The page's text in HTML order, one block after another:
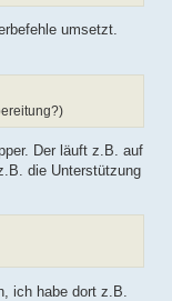
umsetzt.
Der läuft z.B. auf
die Unterstützung
ich habe dort z.B.